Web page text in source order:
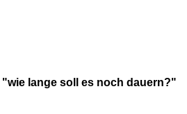
"wie lange soll es noch dauern?"